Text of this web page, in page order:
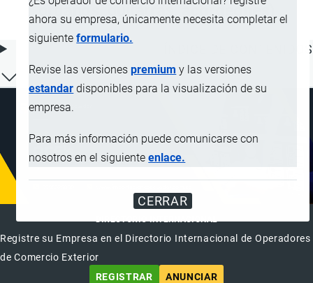
ahora su empresa, únicamente necesita completar el
siguienteformulario.
Revise las versionespremium y las versiones
estandar disponibles para la visualización de su
empresa.
Para más información puede comunicarse con
nosotros en el siguienteenlace.
CERRAR
órganos, guitarras, acordeones)
ÍNDICE DE CONTENIDOS
DIRECTORIO INTERNACIONAL
Registre su Empresa en el Directorio Internacional de Operadores
de Comercio Exterior
REGISTRAR
ANUNCIAR